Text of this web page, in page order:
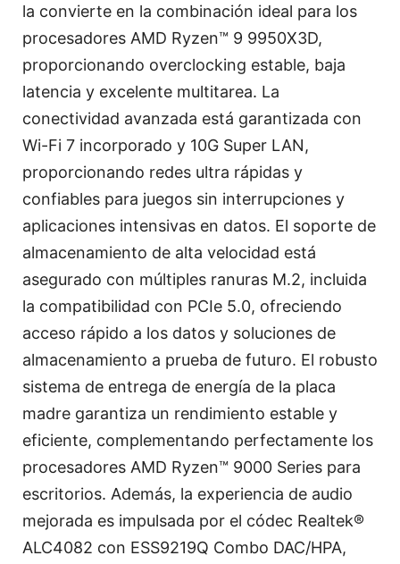
la convierte en la combinación ideal para los
procesadores AMD Ryzen™ 9 9950X3D,
proporcionando overclocking estable, baja
latencia y excelente multitarea. La
conectividad avanzada está garantizada con
Wi-Fi 7 incorporado y 10G Super LAN,
proporcionando redes ultra rápidas y
confiables para juegos sin interrupciones y
aplicaciones intensivas en datos. El soporte de
almacenamiento de alta velocidad está
asegurado con múltiples ranuras M.2, incluida
la compatibilidad con PCIe 5.0, ofreciendo
acceso rápido a los datos y soluciones de
almacenamiento a prueba de futuro. El robusto
sistema de entrega de energía de la placa
madre garantiza un rendimiento estable y
eficiente, complementando perfectamente los
procesadores AMD Ryzen™ 9000 Series para
escritorios. Además, la experiencia de audio
mejorada es impulsada por el códec Realtek®
ALC4082 con ESS9219Q Combo DAC/HPA,